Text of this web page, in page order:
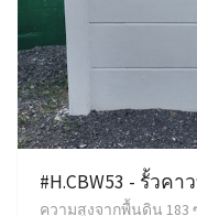
#H.CBW53 - รั้วค
ความสูงจากพื้นดิน 183